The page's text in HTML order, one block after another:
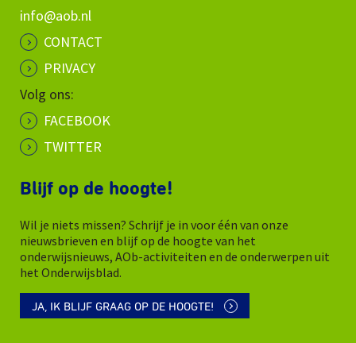
info@aob.nl
CONTACT
PRIVACY
Volg ons:
FACEBOOK
TWITTER
Blijf op de hoogte!
Wil je niets missen? Schrijf je in voor één van onze
nieuwsbrieven en blijf op de hoogte van het
onderwijsnieuws, AOb-activiteiten en de onderwerpen uit
het Onderwijsblad.
JA, IK BLIJF GRAAG OP DE HOOGTE!